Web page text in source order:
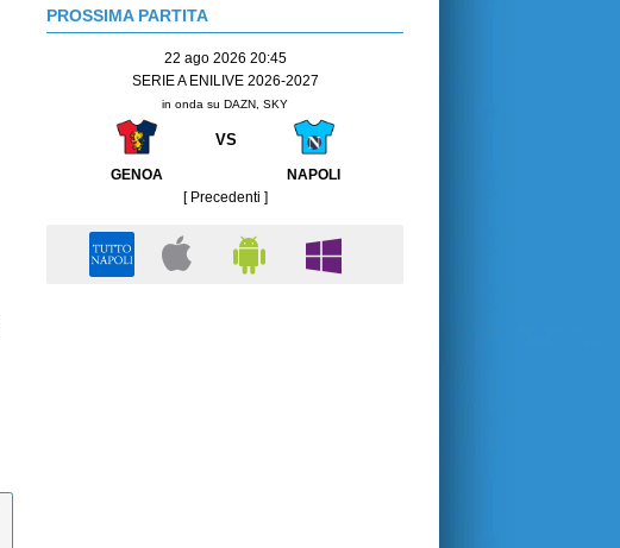
PROSSIMA PARTITA
22 ago 2026 20:45
SERIE A ENILIVE 2026-2027
in onda su DAZN, SKY
VS
GENOA
NAPOLI
[ Precedenti ]